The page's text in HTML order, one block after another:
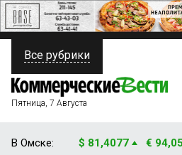
ПОЛИТИКА
ФИНАНСЫ
Все рубрики
Пятница, 7 Августа
В Омске: $ 81,4077 €